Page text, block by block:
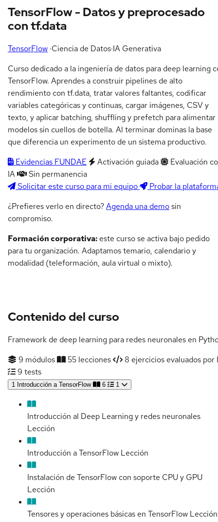
TensorFlow - Datos y preprocesado
con tf.data
TensorFlow ·Ciencia de Datos·IA Generativa
Curso dedicado a la ingeniería de datos para deep learning
TensorFlow. Aprendes a construir pipelines de alto
rendimiento con tf.data, tratar valores faltantes, codificar
variables categóricas y continuas, cargar imágenes, CSV y
texto, y aplicar batching, shuffling y prefetch para alimentar
modelos sin cuellos de botella. Al terminar dominas la base
que diferencia un experimento de un sistema productivo.
Evidencias FUNDAE
Activación guiada
Evaluación
IA
Sin permanencia
Solicitar este curso para mi equipo
Probar la
¿Prefieres verlo en directo?Agenda una demosin
compromiso.
Formación corporativa: este curso se activa bajo pedido
para tu organización. Adaptamos temario, calendario y
modalidad (teleformación, aula virtual o mixto).
Contenido del curso
Framework de deep learning para redes neuronales en
9 módulos
55 lecciones
8 ejercicios evaluados por
9 tests
1 Introducción a TensorFlow 6 1
Introducción al Deep Learning y redes neuronales
Lección
Introducción a TensorFlow Lección
Instalación de TensorFlow con soporte CPU y GPU
Lección
Tensores y operaciones básicas en TensorFlow Lección